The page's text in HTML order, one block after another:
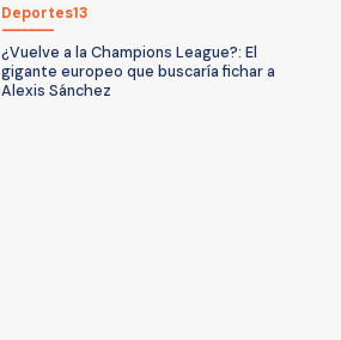
Deportes13
¿Vuelve a la Champions League?: El
gigante europeo que buscaría fichar a
Alexis Sánchez